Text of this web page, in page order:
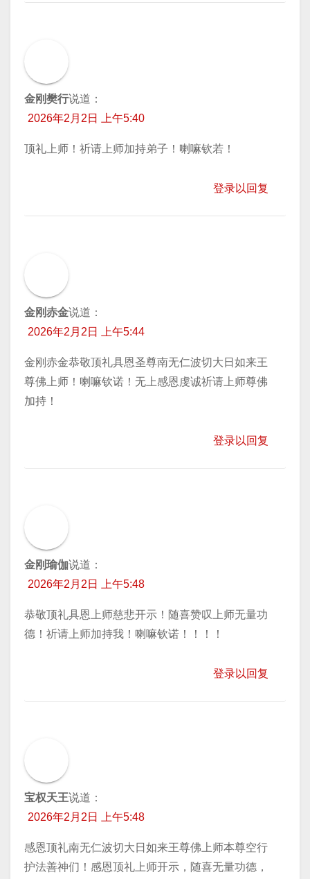
金刚樊行说道：
2026年2月2日 上午5:40
顶礼上师！祈请上师加持弟子！喇嘛钦若！
登录以回复
金刚赤金说道：
2026年2月2日 上午5:44
金刚赤金恭敬顶礼具恩圣尊南无仁波切大日如来王
尊佛上师！喇嘛钦诺！无上感恩虔诚祈请上师尊佛
加持！
登录以回复
金刚瑜伽说道：
2026年2月2日 上午5:48
恭敬顶礼具恩上师慈悲开示！随喜赞叹上师无量功
德！祈请上师加持我！喇嘛钦诺！！！！
登录以回复
宝权天王说道：
2026年2月2日 上午5:48
感恩顶礼南无仁波切大日如来王尊佛上师本尊空行
护法善神们！感恩顶礼上师开示，随喜无量功德，